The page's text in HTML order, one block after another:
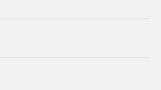
FIPS 256-битовое